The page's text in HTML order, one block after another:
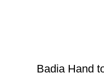
Badia Hand